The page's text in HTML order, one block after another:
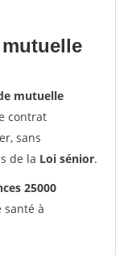
mutuelle
contrat
sans
de la Loi sénior.
25000
à